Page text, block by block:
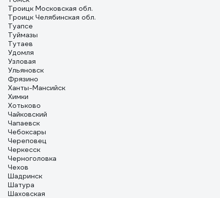
Троицк Московская обл.
Троицк Челябинская обл.
Туапсе
Туймазы
Тутаев
Удомля
Узловая
Ульяновск
Фрязино
Ханты-Мансийск
Химки
Хотьково
Чайковский
Чапаевск
Чебоксары
Череповец
Черкесск
Черноголовка
Чехов
Шадринск
Шатура
Шаховская